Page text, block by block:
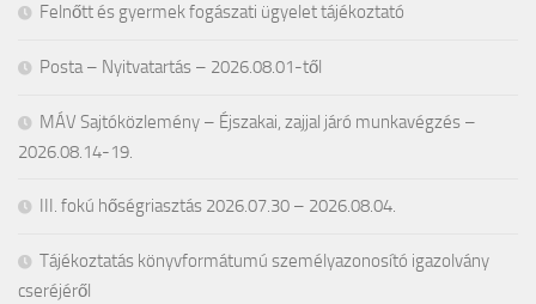
Felnőtt és gyermek fogászati ügyelet tájékoztató
Posta – Nyitvatartás – 2026.08.01-től
MÁV Sajtóközlemény – Éjszakai, zajjal járó munkavégzés –
2026.08.14-19.
III. fokú hőségriasztás 2026.07.30 – 2026.08.04.
Tájékoztatás könyvformátumú személyazonosító igazolvány
cseréjéről